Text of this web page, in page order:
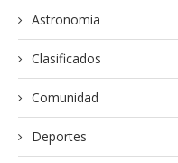
Astronomia
Clasificados
Comunidad
Deportes